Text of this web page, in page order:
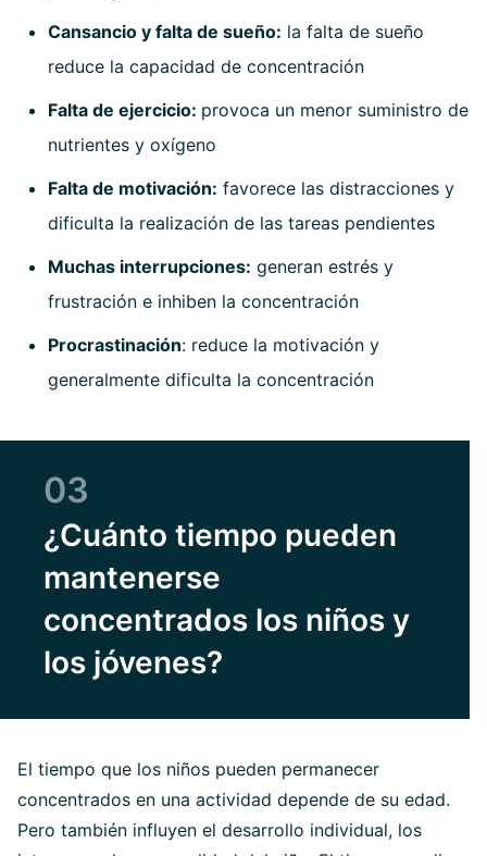
Cansancio y falta de sueño: la falta de sueño
reduce la capacidad de concentración
Falta de ejercicio: provoca un menor suministro de
nutrientes y oxígeno
Falta de motivación: favorece las distracciones y
dificulta la realización de las tareas pendientes
Muchas interrupciones: generan estrés y
frustración e inhiben la concentración
Procrastinación: reduce la motivación y
generalmente dificulta la concentración
03
¿Cuánto tiempo pueden
mantenerse
concentrados los niños y
los jóvenes?
El tiempo que los niños pueden permanecer
concentrados en una actividad depende de su edad.
Pero también influyen el desarrollo individual, los